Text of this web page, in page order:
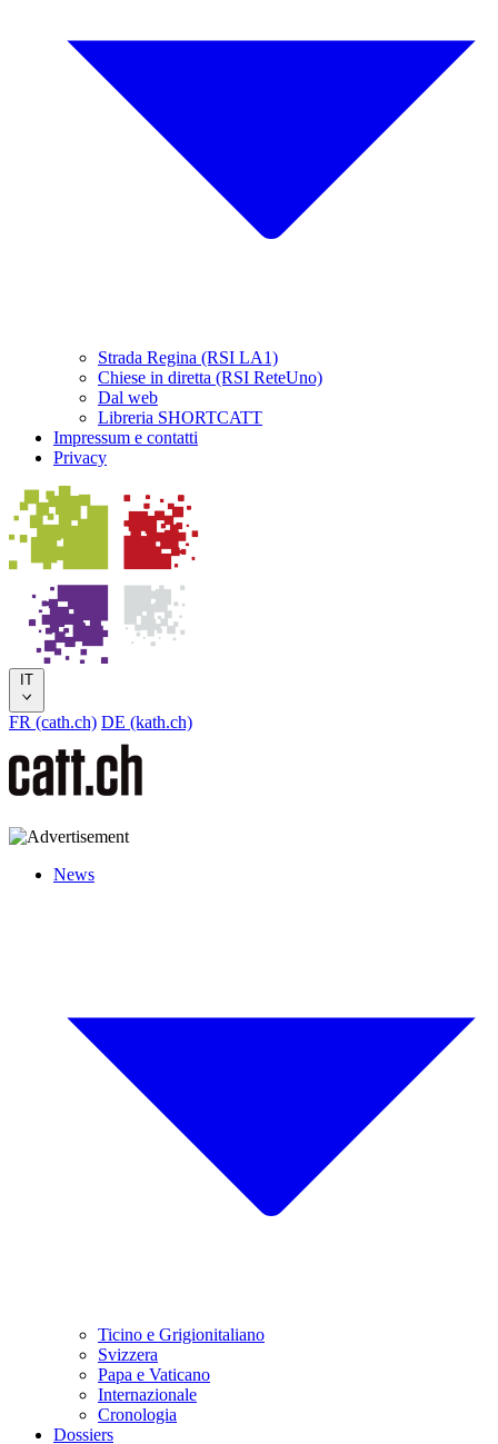
Strada Regina (RSI LA1)
Chiese in diretta (RSI ReteUno)
Dal web
Libreria SHORTCATT
Impressum e contatti
Privacy
IT
FR (cath.ch) DE (kath.ch)
News
Ticino e Grigionitaliano
Svizzera
Papa e Vaticano
Internazionale
Cronologia
Dossiers